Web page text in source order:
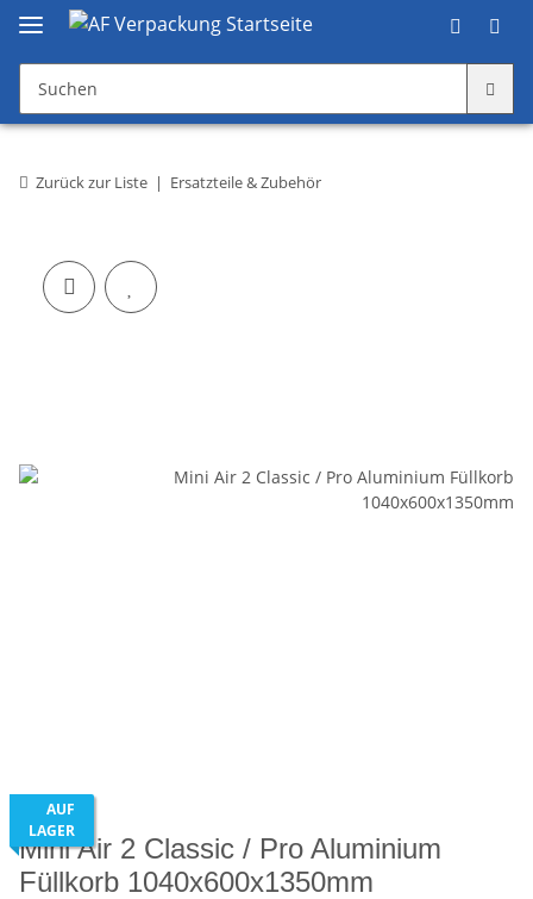
Zurück zur Liste Ersatzteile & Zubehör
AUF
LAGER
Mini Air 2 Classic / Pro Aluminium
Füllkorb 1040x600x1350mm